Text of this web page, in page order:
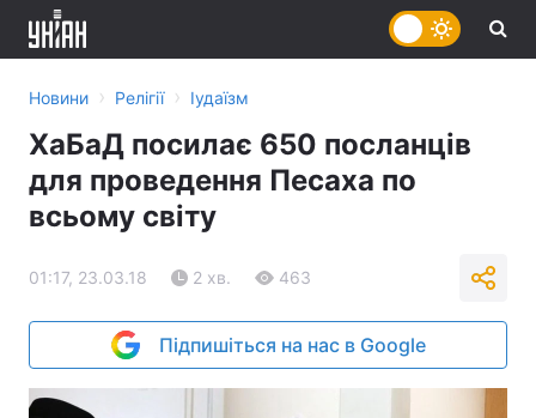
Новини › Релігії › Іудаїзм
ХаБаД посилає 650 посланців
для проведення Песаха по
всьому світу
01:17, 23.03.18 2 хв. 463
Підпишіться на нас в Google